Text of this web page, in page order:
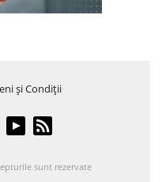
şi Condiţii
sunt rezervate